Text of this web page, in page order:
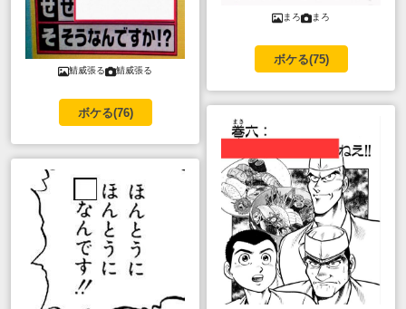
鯖威張る 鯖威張る
ボケる(76)
まろ まろ
ボケる(75)